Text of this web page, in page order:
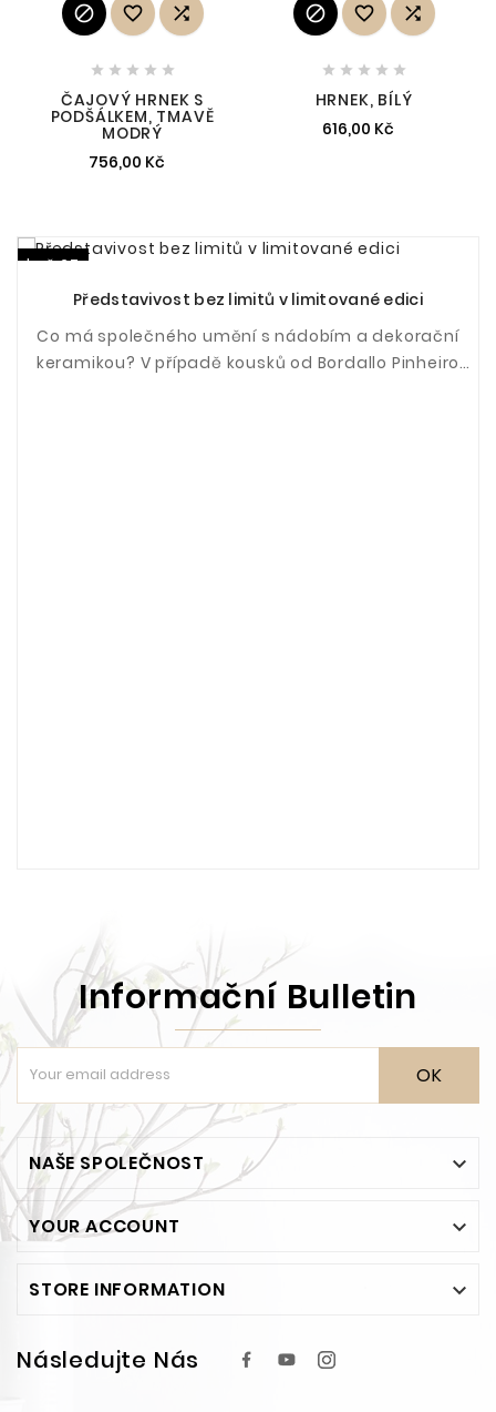
  
    
ČAJOVÝ HRNEK S
PODŠÁLKEM, TMAVĚ
MODRÝ
756,00 Kč
  
    
HRNEK, BÍLÝ
616,00 Kč
kvě 27
Představivost bez limitů v limitované edici
Co má společného umění s nádobím a dekorační
keramikou? V případě kousků od Bordallo Pinheiro
Informační Bulletin
OK
NAŠE SPOLEČNOST 
YOUR ACCOUNT 
STORE INFORMATION 
Následujte Nás